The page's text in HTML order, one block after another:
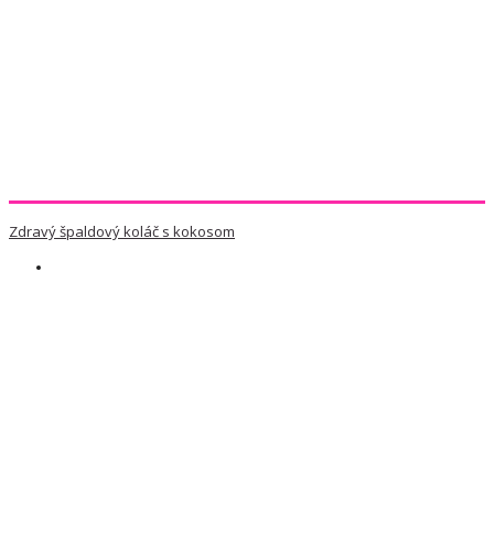
Zdravý špaldový koláč s kokosom